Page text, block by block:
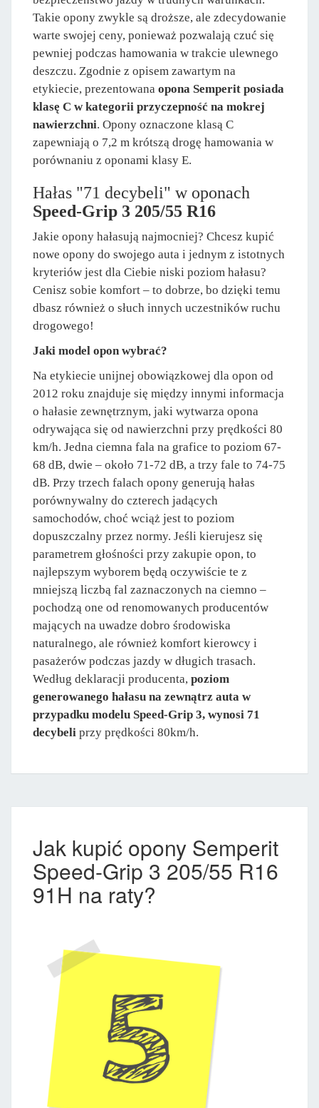
Takie opony zwykle są droższe, ale zdecydowanie
warte swojej ceny, ponieważ pozwalają czuć się
pewniej podczas hamowania w trakcie ulewnego
deszczu. Zgodnie z opisem zawartym na
etykiecie, prezentowana opona Semperit posiada
klasę C w kategorii przyczepność na mokrej
nawierzchni. Opony oznaczone klasą C
zapewniają o 7,2 m krótszą drogę hamowania w
porównaniu z oponami klasy E.
Hałas "71 decybeli" w oponach
Speed-Grip 3 205/55 R16
Jakie opony hałasują najmocniej? Chcesz kupić
nowe opony do swojego auta i jednym z istotnych
kryteriów jest dla Ciebie niski poziom hałasu?
Cenisz sobie komfort – to dobrze, bo dzięki temu
dbasz również o słuch innych uczestników ruchu
drogowego!
Jaki model opon wybrać?
Na etykiecie unijnej obowiązkowej dla opon od
2012 roku znajduje się między innymi informacja
o hałasie zewnętrznym, jaki wytwarza opona
odrywająca się od nawierzchni przy prędkości 80
km/h. Jedna ciemna fala na grafice to poziom 67-
68 dB, dwie – około 71-72 dB, a trzy fale to 74-75
dB. Przy trzech falach opony generują hałas
porównywalny do czterech jadących
samochodów, choć wciąż jest to poziom
dopuszczalny przez normy. Jeśli kierujesz się
parametrem głośności przy zakupie opon, to
najlepszym wyborem będą oczywiście te z
mniejszą liczbą fal zaznaczonych na ciemno –
pochodzą one od renomowanych producentów
mających na uwadze dobro środowiska
naturalnego, ale również komfort kierowcy i
pasażerów podczas jazdy w długich trasach.
Według deklaracji producenta, poziom
generowanego hałasu na zewnątrz auta w
przypadku modelu Speed-Grip 3, wynosi 71
decybeli przy prędkości 80km/h.
Jak kupić opony Semperit
Speed-Grip 3 205/55 R16
91H na raty?